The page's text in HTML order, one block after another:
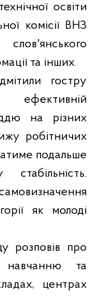
освіти
комісії ВНЗ
'янського
та інших.
гостру
на різних
робітничих
подальше
як молоді
розповів про
навчанню та
центрах